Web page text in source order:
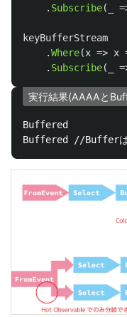
. Subscribe(
keyBufferStream
.Where(x => x
. Subscribe(
実行結果(AAAAと
Buffered